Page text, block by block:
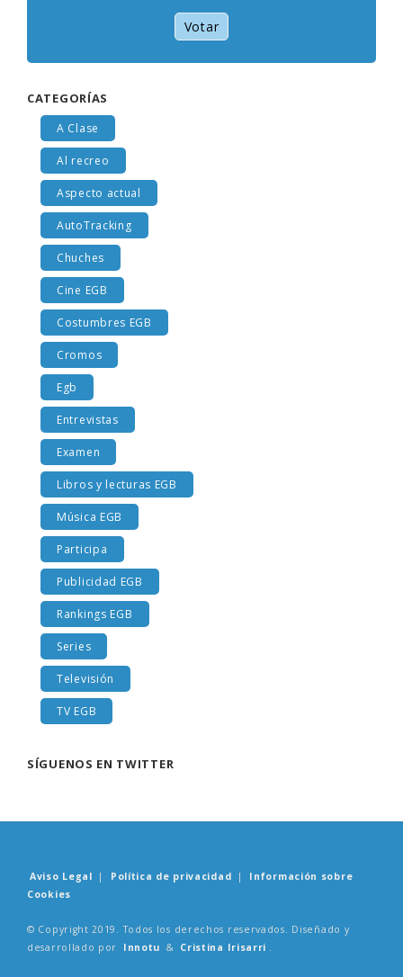
Votar
CATEGORÍAS
A Clase
Al recreo
Aspecto actual
AutoTracking
Chuches
Cine EGB
Costumbres EGB
Cromos
Egb
Entrevistas
Examen
Libros y lecturas EGB
Música EGB
Participa
Publicidad EGB
Rankings EGB
Series
Televisión
TV EGB
SÍGUENOS EN TWITTER
Aviso Legal | Política de privacidad |
Información sobre
Cookies
© Copyright 2019. Todos los derechos reservados. Diseñado y
desarrollado por
Innotu & Cristina Irisarri